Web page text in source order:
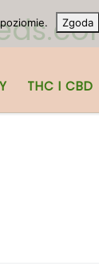
THC I CBD
Zgoda